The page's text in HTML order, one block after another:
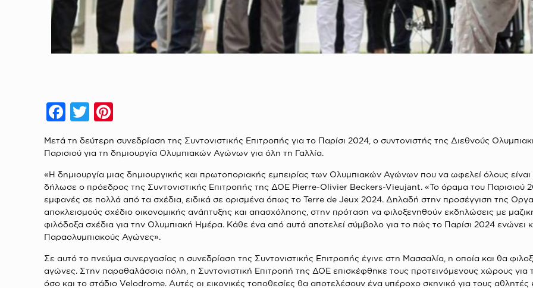
Facebook
Twitter
Μετά τη δεύτερη συνεδρίαση της Συντονιστικής Επιτροπής για το Παρίσι 2024, ο συντονιστής της Διεθνούς
Παρισιού για τη δημιουργία Ολυμπιακών Αγώνων για όλη τη Γαλλία.
«Η δημιουργία μιας δημιουργικής και πρωτοποριακής εμπειρίας των Ολυμπιακών Αγώνων που να ωφελεί όλους
δήλωσε ο πρόεδρος της Συντονιστικής Επιτροπής της ΔΟΕ Pierre-Olivier Beckers-Vieujant. «Το όραμα του Παρισιού
εμφανές σε πολλά από τα σχέδια, ειδικά σε ορισμένα όπως το Terre de Jeux 2024. Δηλαδή στην προσέγγιση της
αποκλεισμούς σχέδιο οικονομικής ανάπτυξης και απασχόλησης, στην πρόταση να φιλοξενηθούν εκδηλώσεις με
φιλόδοξα σχέδια για την Ολυμπιακή Ημέρα. Κάθε ένα από αυτά αποτελεί σύμβολο για το πώς το Παρίσι 2024 ενώνει
Παραολυμπιακούς Αγώνες».
Σε αυτό το πνεύμα συνεργασίας η συνεδρίαση της Συντονιστικής Επιτροπής έγινε στη Μασσαλία, η οποία και θα
αγώνες. Στην παραθαλάσσια πόλη, η Συντονιστική Επιτροπή της ΔΟΕ επισκέφθηκε τους προτεινόμενους χώρους
όσο και το στάδιο Velodrome. Αυτές οι εικονικές τοποθεσίες θα αποτελέσουν ένα υπέροχο σκηνικό για τους αθλητές